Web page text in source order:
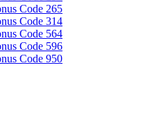
Code 265
Code 314
Code 564
Code 596
Code 950